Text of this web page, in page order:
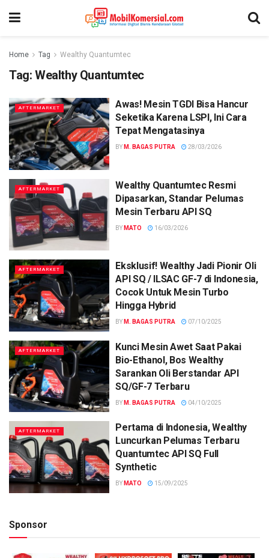
Home Tag Wealthy Quantumtec
Tag: Wealthy Quantumtec
AFTERMARKET
Awas! Mesin TGDI Bisa Hancur
Seketika Karena LSPI, Ini Cara
Tepat Mengatasinya
BY M. BAGAS PUTRA 28/03/2026
AFTERMARKET
Wealthy Quantumtec Resmi
Dipasarkan, Standar Pelumas
Mesin Terbaru API SQ
BY MATO 16/03/2026
AFTERMARKET
Eksklusif! Wealthy Jadi Pionir Oli
API SQ / ILSAC GF-7 di Indonesia,
Cocok Untuk Mesin Turbo
Hingga Hybrid
BY M. BAGAS PUTRA 07/10/2025
AFTERMARKET
Kunci Mesin Awet Saat Pakai
Bio-Ethanol, Bos Wealthy
Sarankan Oli Berstandar API
SQ/GF-7 Terbaru
BY M. BAGAS PUTRA 04/10/2025
AFTERMARKET
Pertama di Indonesia, Wealthy
Luncurkan Pelumas Terbaru
Quantumtec API SQ Full
Synthetic
BY MATO 15/09/2025
Sponsor